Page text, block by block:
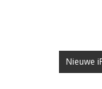
Nieuwe